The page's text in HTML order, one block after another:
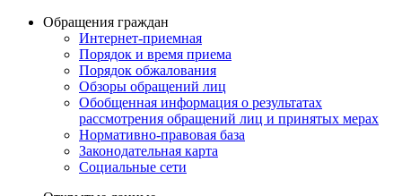
Обращения граждан
Интернет-приемная
Порядок и время приема
Порядок обжалования
Обзоры обращений лиц
Обобщенная информация о результатах
рассмотрения обращений лиц и принятых мерах
Нормативно-правовая база
Законодательная карта
Социальные сети